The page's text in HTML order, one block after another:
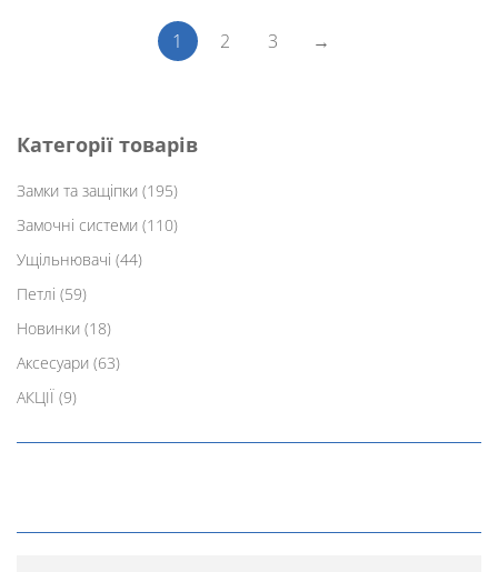
1 2 3 →
Категорії товарів
Замки та защіпки (195)
Замочні системи (110)
Ущільнювачі (44)
Петлі (59)
Новинки (18)
Аксесуари (63)
АКЦІЇ (9)